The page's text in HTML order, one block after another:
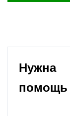
Нужна
помощь